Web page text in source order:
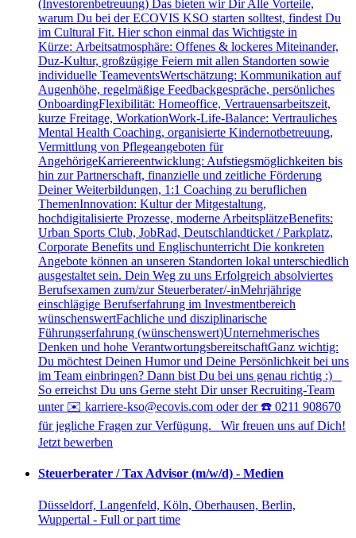
(Investorenbetreuung) Das bieten wir Dir Alle Vorteile,
warum Du bei der ECOVIS KSO starten solltest, findest Du
im Cultural Fit. Hier schon einmal das Wichtigste in
Kürze: Arbeitsatmosphäre: Offenes & lockeres Miteinander,
Duz-Kultur, großzügige Feiern mit allen Standorten sowie
individuelle TeameventsWertschätzung: Kommunikation auf
Augenhöhe, regelmäßige Feedbackgespräche, persönliches
OnboardingFlexibilität: Homeoffice, Vertrauensarbeitszeit,
kurze Freitage, WorkationWork-Life-Balance: Vertrauliches
Mental Health Coaching, organisierte Kindernotbetreuung,
Vermittlung von Pflegeangeboten für
AngehörigeKarriereentwicklung: Aufstiegsmöglichkeiten bis
hin zur Partnerschaft, finanzielle und zeitliche Förderung
Deiner Weiterbildungen, 1:1 Coaching zu beruflichen
ThemenInnovation: Kultur der Mitgestaltung,
hochdigitalisierte Prozesse, moderne ArbeitsplätzeBenefits:
Urban Sports Club, JobRad, Deutschlandticket / Parkplatz,
Corporate Benefits und Englischunterricht Die konkreten
Angebote können an unseren Standorten lokal unterschiedlich
ausgestaltet sein. Dein Weg zu uns Erfolgreich absolviertes
Berufsexamen zum/zur Steuerberater/-inMehrjährige
einschlägige Berufserfahrung im Investmentbereich
wünschenswertFachliche und disziplinarische
Führungserfahrung (wünschenswert)Unternehmerisches
Denken und hohe VerantwortungsbereitschaftGanz wichtig:
Du möchtest Deinen Humor und Deine Persönlichkeit bei uns
im Team einbringen? Dann bist Du bei uns genau richtig :)
So erreichst Du uns Gerne steht Dir unser Recruiting-Team
unter ✉️ karriere-kso@ecovis.com oder der ☎️ 0211 908670
für jegliche Fragen zur Verfügung. Wir freuen uns auf Dich!
Jetzt bewerben
Steuerberater / Tax Advisor (m/w/d) - Medien
Düsseldorf, Langenfeld, Köln, Oberhausen, Berlin,
Wuppertal - Full or part time